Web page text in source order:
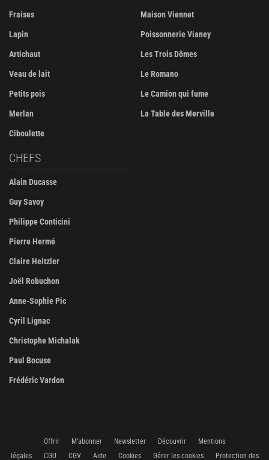
Fraises
Lapin
Artichaut
Veau de lait
Petits pois
Merlan
Ciboulette
Maison Viennet
Poissonnerie Vianey
Les Trois Dômes
Le Romano
Le Camion qui fume
La Table des Merville
CHEFS
Alain Ducasse
Guy Savoy
Philippe Conticini
Pierre Hermé
Claire Heitzler
Joël Robuchon
Anne-Sophie Pic
Cyril Lignac
Christophe Michalak
Paul Bocuse
Frédéric Vardon
Offrir M'abonner Newsletter Découvrir
Mentions
légales
CGU CGV Aide Cookies Gérer les cookies Protection des